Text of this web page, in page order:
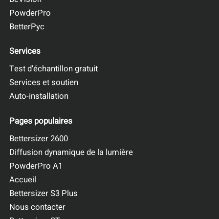
PowderPro
BetterPyc
Services
Test d'échantillon gratuit
Services et soutien
Auto-installation
Pages populaires
Bettersizer 2600
Diffusion dynamique de la lumière
PowderPro A1
Accueil
Bettersizer S3 Plus
Nous contacter